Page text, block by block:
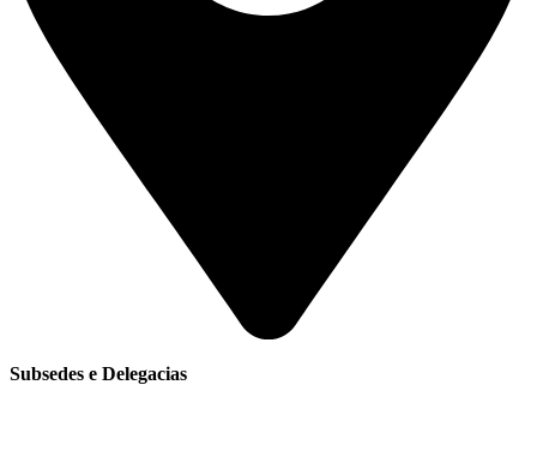
Subsedes e Delegacias